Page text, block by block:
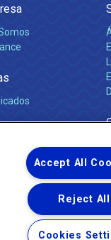
os Direitos Reservados.
Accept All
Reject All
Cookies